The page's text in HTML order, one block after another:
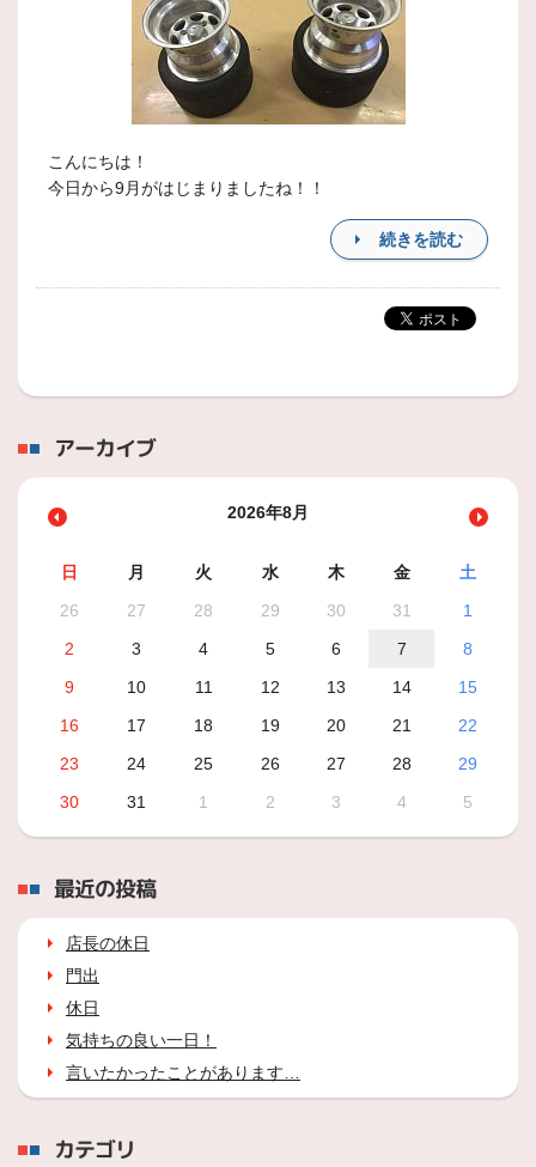
こんにちは！
今日から9月がはじまりましたね！！
続きを読む
アーカイブ
2026年8月
日 月 火 水 木 金
土
26
27 28 29 30 31
1
2
3 4 5 6 7
8
9
10 11 12 13 14
15
16
17 18 19 20 21
22
23
24 25 26 27 28
29
30
31 1 2 3 4 5
最近の投稿
店長の休日
門出
休日
気持ちの良い一日！
言いたかったことがあります…
カテゴリ